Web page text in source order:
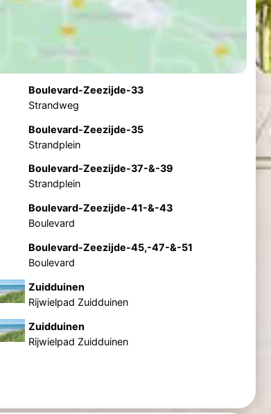
Boulevard-Zeezijde-33
Strandweg
Boulevard-Zeezijde-35
Strandplein
Boulevard-Zeezijde-37-&-39
Strandplein
Boulevard-Zeezijde-41-&-43
Boulevard
Boulevard-Zeezijde-45,-47-&-51
Boulevard
Zuidduinen
Rijwielpad Zuidduinen
Zuidduinen
Rijwielpad Zuidduinen